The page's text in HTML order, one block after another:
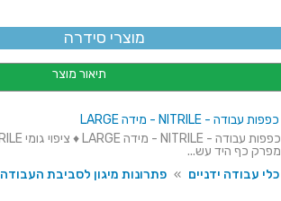
מוצרי סידרה
תיאור מוצר
כפפות עבודה - NITRILE - מידה LARGE
מפרק כף היד עש...
כלי עבודה ידניים » פתרונות מיגון לסביבת העבודה